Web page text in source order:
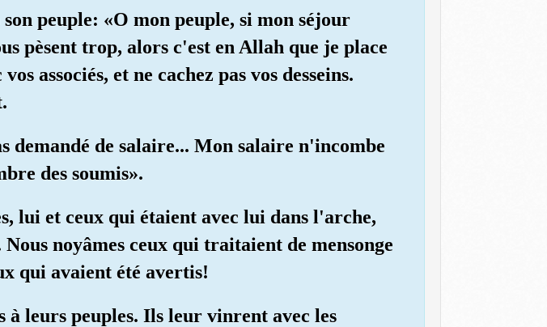
peuple: «O mon peuple, si mon séjour
pèsent trop, alors c'est en Allah que je place
associés, et ne cachez pas vos desseins.
demandé de salaire... Mon salaire n'incombe
des soumis».
lui et ceux qui étaient avec lui dans l'arche,
noyâmes ceux qui traitaient de mensonge
qui avaient été avertis!
à leurs peuples. Ils leur vinrent avec les